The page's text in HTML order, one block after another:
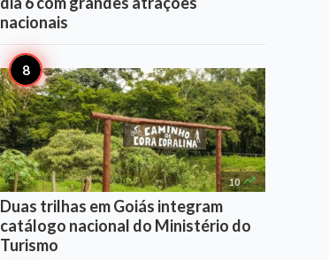
nacionais
10 
Duas trilhas em Goiás integram
catálogo nacional do Ministério do
Turismo